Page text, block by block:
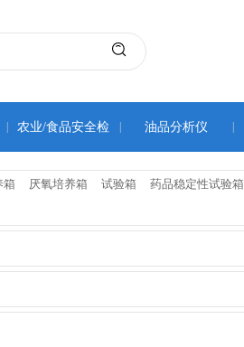
农业/食品安全检
测仪
油品分析仪
箱 厌氧培养箱 试验箱 药品稳定性试验箱